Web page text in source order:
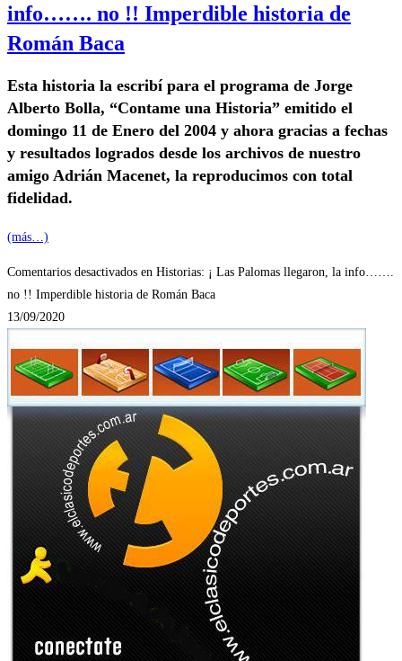
info……. no !! Imperdible historia de
Román Baca
Esta historia la escribí para el programa de Jorge
Alberto Bolla, “Contame una Historia” emitido el
domingo 11 de Enero del 2004 y ahora gracias a fechas
y resultados logrados desde los archivos de nuestro
amigo Adrián Macenet, la reproducimos con total
fidelidad.
(más…)
Comentarios desactivados en Historias: ¡ Las Palomas llegaron, la info…….
no !! Imperdible historia de Román Baca
13/09/2020